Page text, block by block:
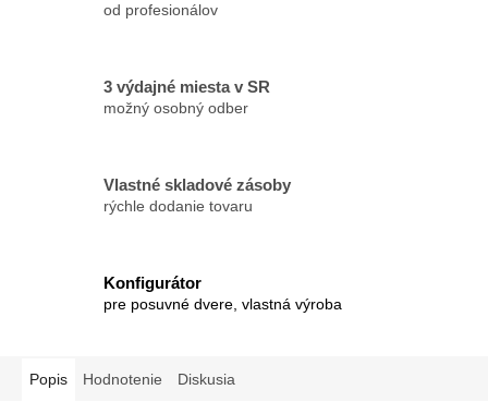
od profesionálov
3 výdajné miesta v SR
možný osobný odber
Vlastné skladové zásoby
rýchle dodanie tovaru
Konfigurátor
pre posuvné dvere, vlastná výroba
Popis Hodnotenie Diskusia